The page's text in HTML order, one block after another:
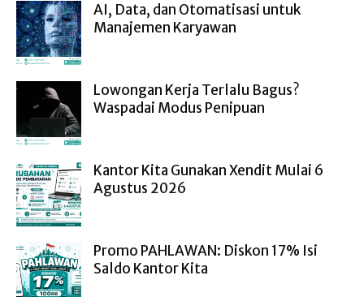
AI, Data, dan Otomatisasi untuk
Manajemen Karyawan
Lowongan Kerja Terlalu Bagus?
Waspadai Modus Penipuan
Kantor Kita Gunakan Xendit Mulai 6
Agustus 2026
Promo PAHLAWAN: Diskon 17% Isi
Saldo Kantor Kita